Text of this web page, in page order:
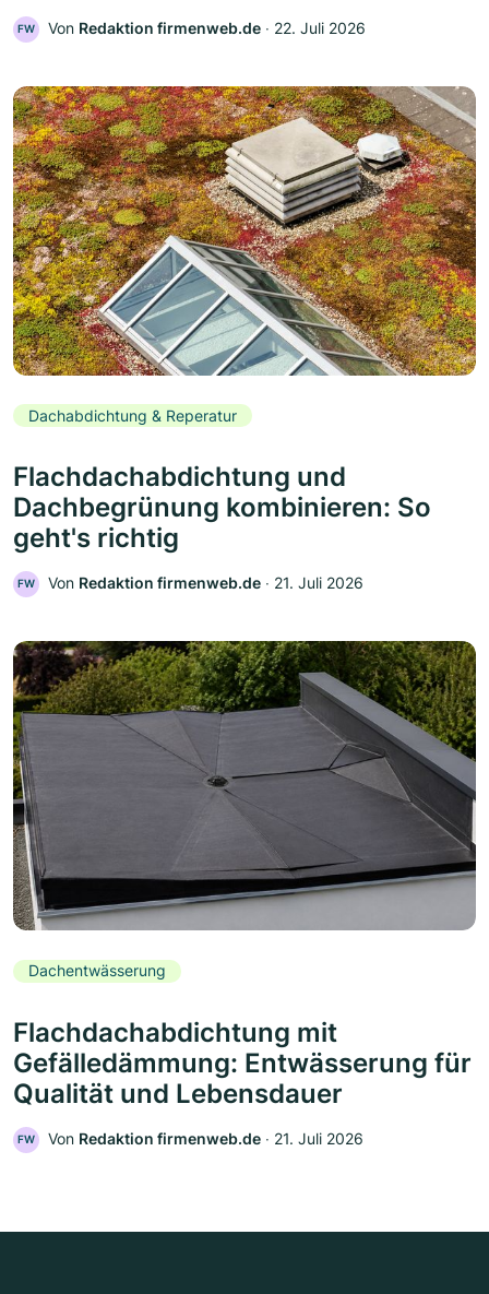
FW Von Redaktion firmenweb.de ‧ 22. Juli 2026
Dachabdichtung & Reperatur
Flachdachabdichtung und
Dachbegrünung kombinieren: So
geht's richtig
FW Von Redaktion firmenweb.de ‧ 21. Juli 2026
Dachentwässerung
Flachdachabdichtung mit
Gefälledämmung: Entwässerung für
Qualität und Lebensdauer
FW Von Redaktion firmenweb.de ‧ 21. Juli 2026